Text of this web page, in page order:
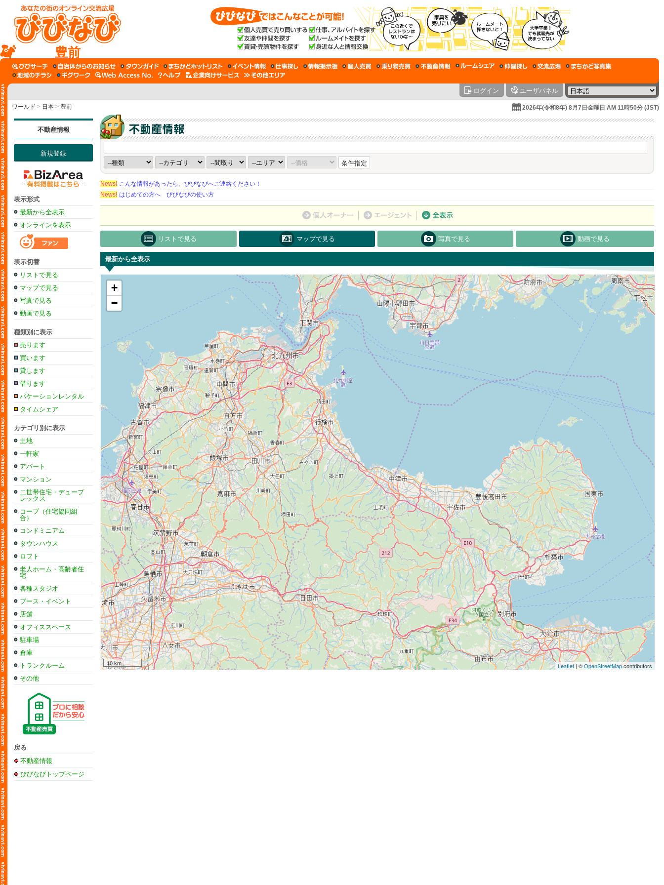
豊前
ログイン ユーザパネル
ワールド > 日本 > 豊前 2026年(令和8年) 8月7日金曜日 AM 11時50分 (JST)
不動産情報
新規登録
表示形式
最新から全表示
オンラインを表示
表示切替
リストで見る
マップで見る
写真で見る
動画で見る
種類別に表示
売ります
買います
貸します
借ります
バケーションレンタル
タイムシェア
カテゴリ別に表示
土地
一軒家
アパート
マンション
二世帯住宅・デュープ
レックス
コープ（住宅協同組
合）
コンドミニアム
タウンハウス
ロフト
老人ホーム・高齢者住
宅
各種スタジオ
ブース・イベント
店舗
オフィススペース
駐車場
倉庫
トランクルーム
その他
戻る
不動産情報
びびなびトップページ
条件指定
News! こんな情報があったら、びびなびへご連絡ください！
News! はじめての方へ びびなびの使い方
リストで見る マップで見る 写真で見る 動画で見る
最新から全表示
+
−
10 km Leaflet | ©OpenStreetMapcontributors